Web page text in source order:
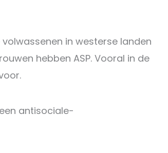
in westerse landen
hebben ASP. Vooral in de
antisociale-